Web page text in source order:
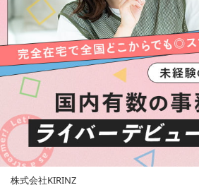
株式会社KIRINZ